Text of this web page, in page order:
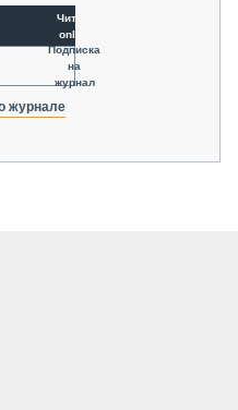
Читать
online
Подписка
на
журнал
журнале